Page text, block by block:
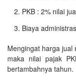
PKB : 2% nilai
Biaya
Mengingat harga jual
maka nilai pajak
bertambahnya tahun.